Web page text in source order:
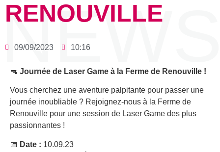
RENOUVILLE
09/09/2023 10:16
🔫 Journée de Laser Game à la Ferme de Renouville !
Vous cherchez une aventure palpitante pour passer une
journée inoubliable ? Rejoignez-nous à la Ferme de
Renouville pour une session de Laser Game des plus
passionnantes !
📅 Date : 10.09.23